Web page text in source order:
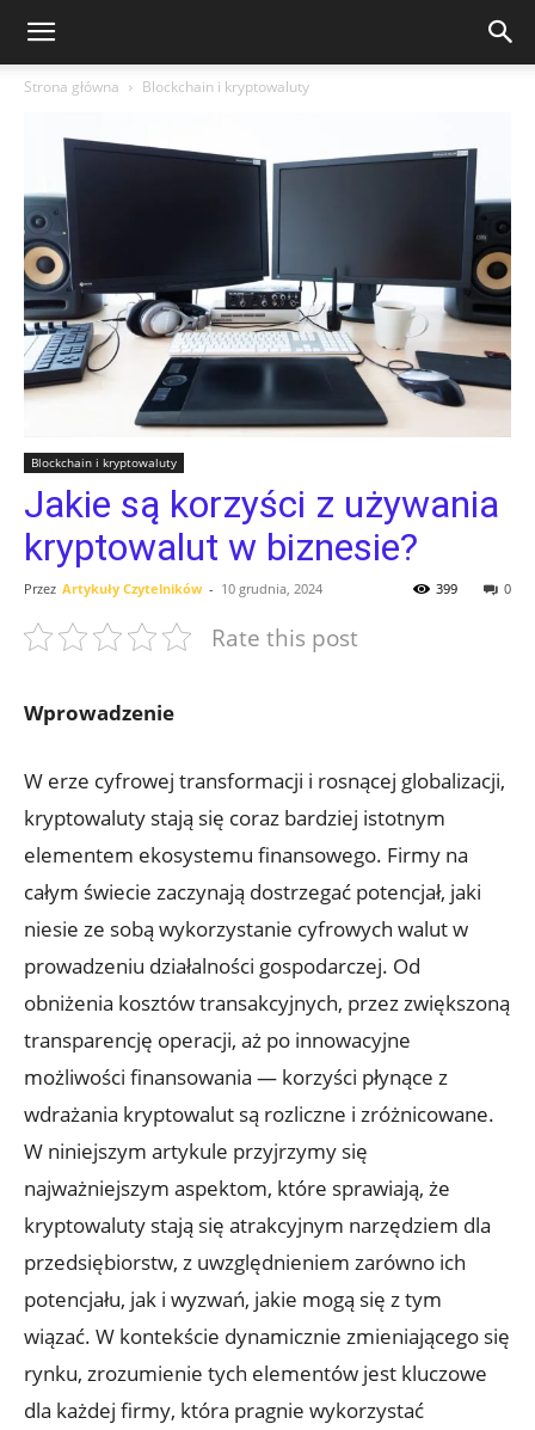
Strona główna Blockchain i kryptowaluty
Blockchain i kryptowaluty
Jakie są korzyści z używania
kryptowalut w biznesie?
Przez Artykuły Czytelników - 10 grudnia, 2024 0
399
Rate this post
Wprowadzenie
W ⁤erze cyfrowej transformacji i‌ rosnącej⁢ globalizacji,
kryptowaluty stają się coraz bardziej istotnym
⁤elementem ekosystemu finansowego. Firmy‍ na
całym świecie zaczynają ⁤dostrzegać potencjał, jaki
niesie ze sobą ‌wykorzystanie cyfrowych walut w
prowadzeniu działalności gospodarczej. Od
obniżenia kosztów transakcyjnych,⁢ przez zwiększoną​
transparencję operacji, aż po ⁢innowacyjne
możliwości⁣ finansowania —⁢ korzyści płynące z
wdrażania kryptowalut są⁢ rozliczne i zróżnicowane.
W ⁤niniejszym artykule przyjrzymy się
najważniejszym ‍aspektom, które sprawiają, że
kryptowaluty stają się atrakcyjnym ⁤narzędziem dla⁢
przedsiębiorstw, ‍z uwzględnieniem zarówno ich
potencjału,⁣ jak i wyzwań, jakie mogą się z tym
wiązać.​ W kontekście dynamicznie‌ zmieniającego się⁤
rynku, zrozumienie‍ tych elementów jest kluczowe
dla‍ każdej firmy, która pragnie wykorzystać